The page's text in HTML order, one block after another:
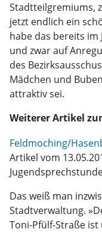
Stadtteilgremiums,
jetzt endlich ein
habe das bereits im
und zwar auf
des
Mädchen und
attraktiv sei.
Weiterer Artikel
Feldmoching/
Artikel vom
Das weiß man
Stadtverwaltung.
Toni-Pfülf-Straße